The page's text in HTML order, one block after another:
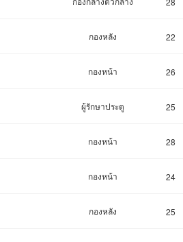
กองหลัง 22
กองหน้า 26
ผู้รักษาประตู 25
กองหน้า 28
กองหน้า 24
กองหลัง 25